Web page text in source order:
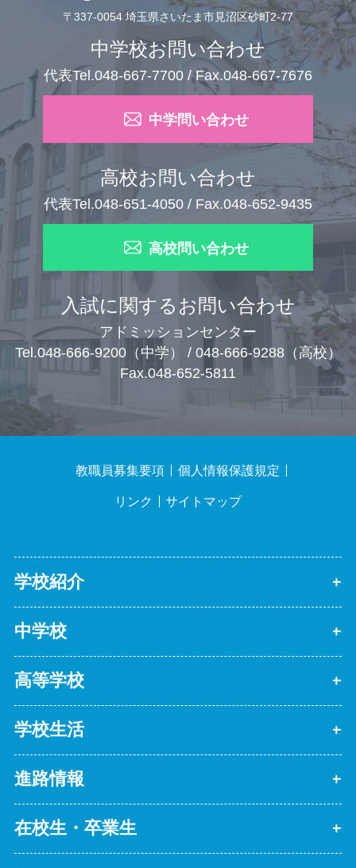
〒337-0054 埼玉県さいたま市見沼区砂町2-77
中学校お問い合わせ
代表Tel.048-667-7700 / Fax.048-667-7676
中学問い合わせ
高校お問い合わせ
代表Tel.048-651-4050 / Fax.048-652-9435
高校問い合わせ
入試に関するお問い合わせ
アドミッションセンター
Tel.048-666-9200（中学） / 048-666-9288（高校）
Fax.048-652-5811
学校紹介
中学校
高等学校
学校生活
進路情報
在校生・卒業生
教職員募集要項 個人情報保護規定
リンク サイトマップ